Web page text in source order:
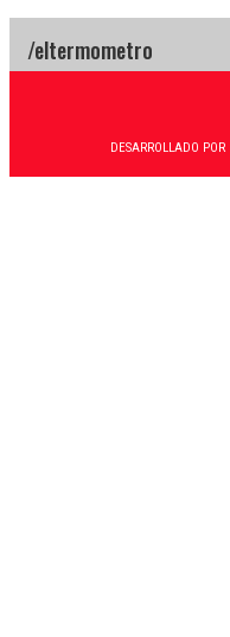
DESARROLLADO POR